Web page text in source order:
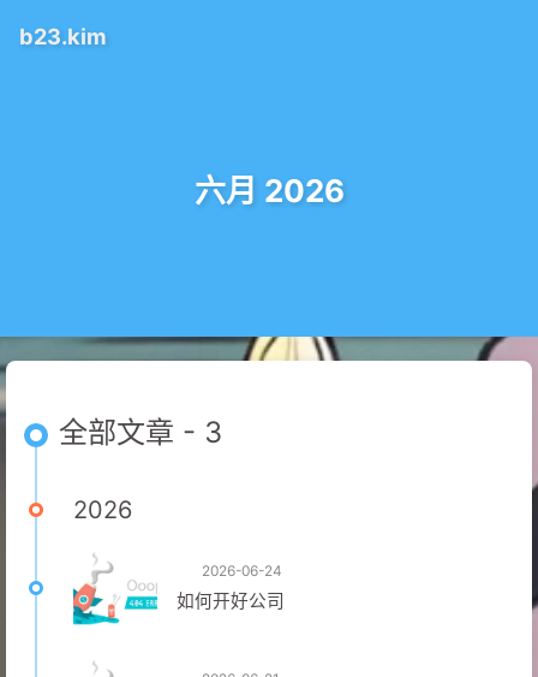
b23.kim
六月 2026
全部文章 - 3
2026
2026-06-24
如何开好公司